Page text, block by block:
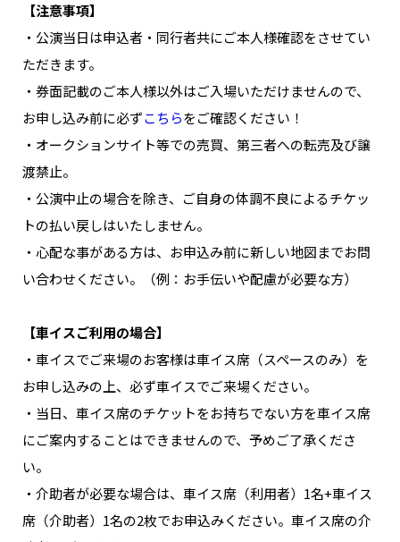
【注意事項】
・公演当日は申込者・同行者共にご本人様確認をさせてい
ただきます。
・券面記載のご本人様以外はご入場いただけませんので、
お申し込み前に必ずこちらをご確認ください！
・オークションサイト等での売買、第三者への転売及び譲
渡禁止。
・公演中止の場合を除き、ご自身の体調不良によるチケッ
トの払い戻しはいたしません。
・心配な事がある方は、お申込み前に新しい地図までお問
い合わせください。（例：お手伝いや配慮が必要な方）
【車イスご利用の場合】
・車イスでご来場のお客様は車イス席（スペースのみ）を
お申し込みの上、必ず車イスでご来場ください。
・当日、車イス席のチケットをお持ちでない方を車イス席
にご案内することはできませんので、予めご了承くださ
い。
・介助者が必要な場合は、車イス席（利用者）1名+車イス
席（介助者）1名の2枚でお申込みください。車イス席の介